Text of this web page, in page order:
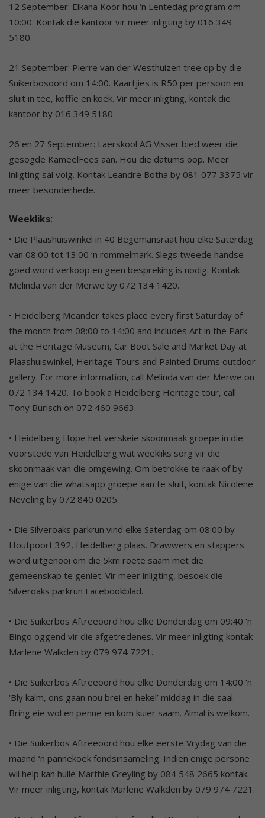
12 September: Elkana Koor hou ‘n Lentedag program om
10:00. Kontak die kantoor vir meer inligting by 016 349
5180.
21 September: Pierre van der Westhuizen tree op by die
Suikerbosoord om 14:00. Kaartjies is R50 per persoon en
sluit in tee, koffie en koek. Vir meer inligting, kontak die
kantoor by 016 349 5180.
26 en 27 September: Laerskool AG Visser bied weer die
gesogde KameelFees aan. Hou die datums oop. Meer
inligting sal volg. Kontak Leandre Botha by 081 077 3375 vir
meer besonderhede.
Weekliks:
• Die Plaashuiswinkel in 40 Begemansraat hou elke Saterdag
van 08:00 tot 13:00 ‘n rommelmark. Slegs tweede handse
goed word verkoop en geen bespreking is nodig. Kontak
Melinda van der Merwe by 072 134 1420.
• Heidelberg Meander takes place every first Saturday of
the month from 08:00 to 14:00 and includes Art in the Park
at the Heritage Museum, Car Boot Sale and Market Day at
Plaashuiswinkel, Heritage Tours and Painted Drums outdoor
gallery. For more information, call Melinda van der Merwe on
072 134 1420. To book a Heidelberg Heritage tour, call
Tony Burisch on 072 460 9663.
• Heidelberg Hope het verskeie skoonmaak groepe in die
voorstede van Heidelberg wat weekliks sorg vir die
skoonmaak van die omgewing. Om betrokke te raak of by
enige van die whatsapp groepe aan te sluit, kontak Nicolene
Neveling by 072 840 0205.
• Die Silveroaks parkrun vind elke Saterdag om 08:00 by
Houtpoort 392, Heidelberg plaas. Drawwers en stappers
word uitgenooi om die 5km roete saam met die
gemeenskap te geniet. Vir meer inligting, besoek die
Silveroaks parkrun Facebookblad.
• Die Suikerbos Aftreeoord hou elke Donderdag om 09:40 ‘n
Bingo oggend vir die afgetredenes. Vir meer inligting kontak
Marlene Walkden by 079 974 7221.
• Die Suikerbos Aftreeoord hou elke Donderdag om 14:00 ‘n
‘Bly kalm, ons gaan nou brei en hekel’ middag in die saal.
Bring eie wol en penne en kom kuier saam. Almal is welkom.
• Die Suikerbos Aftreeoord hou elke eerste Vrydag van die
maand ‘n pannekoek fondsinsameling. Indien enige persone
wil help kan hulle Marthie Greyling by 084 548 2665 kontak.
Vir meer inligting, kontak Marlene Walkden by 079 974 7221.